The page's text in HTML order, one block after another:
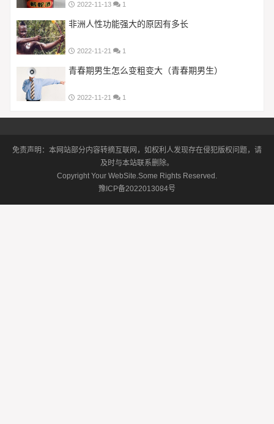
2022-11-13 1
非洲人性功能强大的原因有多长
2022-11-21 1
青春期男生怎么变粗变大（青春期男生）
2022-11-21 1
免责声明：本网站部分内容转摘互联网，如权利人发现存在侵犯版权问题，请
及时与本站联系删除。
Copyright Your WebSite.Some Rights Reserved.
豫ICP备2022013084号